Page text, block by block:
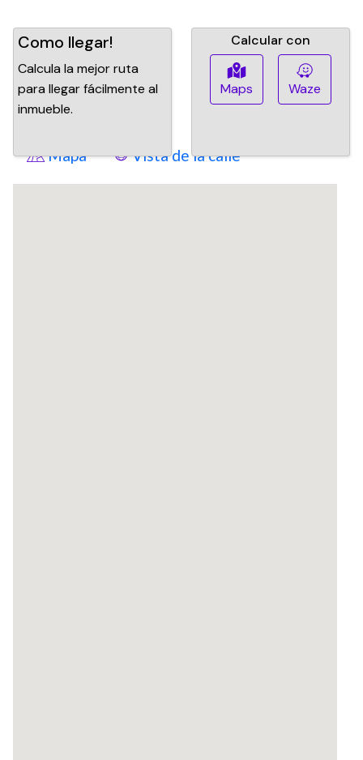
Como llegar!
Calcula la mejor ruta
para llegar fácilmente al
inmueble.
Calcular con
Maps Waze
Mapa Vista de la calle